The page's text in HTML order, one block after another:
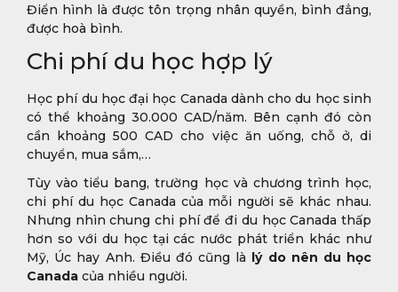
Điển hình là được tôn trọng nhân quyền, bình đẳng,
được hoà bình.
Chi phí du học hợp lý
Học phí du học đại học Canada dành cho du học sinh
có thể khoảng 30.000 CAD/năm. Bên cạnh đó còn
cần khoảng 500 CAD cho việc ăn uống, chỗ ở, di
chuyển, mua sắm,…
Tùy vào tiểu bang, trường học và chương trình học,
chi phí du học Canada của mỗi người sẽ khác nhau.
Nhưng nhìn chung chi phí để đi du học Canada thấp
hơn so với du học tại các nước phát triển khác như
Mỹ, Úc hay Anh. Điều đó cũng là lý do nên du học
Canada của nhiều người.